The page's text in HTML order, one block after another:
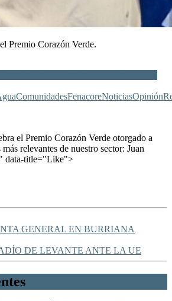
Premio Corazón Verde.
ComunidadesFenacoreNoticiasOpinión
el Premio Corazón Verde otorgado a
relevantes de nuestro sector: Juan
data-title="Like">
GENERAL EN BURRIANA
DE LEVANTE ANTE LA UE